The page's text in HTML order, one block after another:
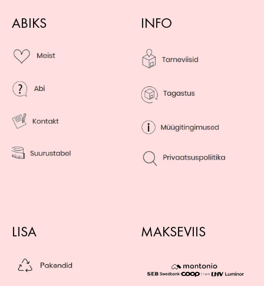
ABIKS INFO
LISA MAKSEVIIS